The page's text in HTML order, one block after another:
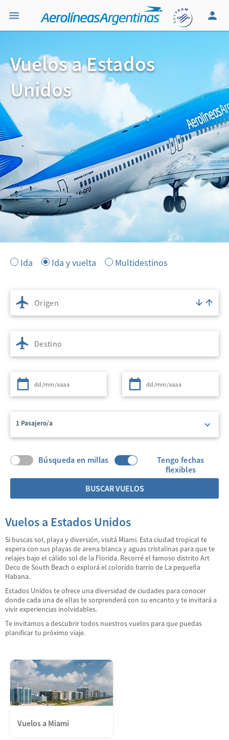
Vuelos a Estados
Unidos
Ida Ida y vuelta Multidestinos
Origen
Destino
Partida Regreso
1 Pasajero/a
Búsqueda en millas
Tengo fechas
flexibles
BUSCAR VUELOS
Vuelos a Estados Unidos
Si buscas sol, playa y diversión, visitá Miami. Esta ciudad tropical te
espera con sus playas de arena blanca y aguas cristalinas para que te
relajes bajo el cálido sol de la Florida. Recorré el famoso distrito Art
Deco de South Beach o explorá el colorido barrio de La pequeña
Habana.
Estados Unidos te ofrece una diversidad de ciudades para conocer
donde cada una de ellas te sorprenderá con su encanto y te invitará a
vivir experiencias inolvidables.
Te invitamos a descubrir todos nuestros vuelos para que puedas
planificar tu próximo viaje.
Vuelos a Miami